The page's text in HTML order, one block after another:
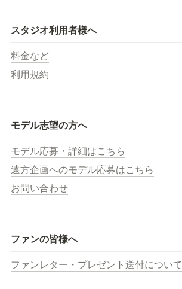
スタジオ利用者様へ
料金など
利用規約
モデル志望の方へ
モデル応募・詳細はこちら
遠方企画へのモデル応募はこちら
お問い合わせ
ファンの皆様へ
ファンレター・プレゼント送付について